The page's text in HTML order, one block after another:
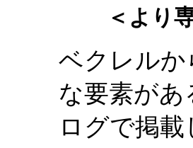
＜より
ベクレルか
な要素が
ログで掲